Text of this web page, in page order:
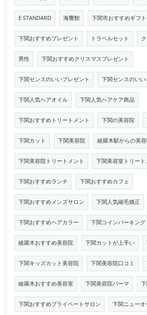
E STANDARD 海響館 下関市おすすめギフト
下関おすすめプレゼント トラベルセット
男性 下関おすすめクリスマスプレゼント
下関センスのいいプレゼント 下関センスのいい
下関人気ヘアオイル 下関人気ヘアケア商品
下関おすすめトリートメント 下関の美容院
下関カット 下関美容院 綾羅木駅からの美
下関美容院トリートメント 下関美容室トリート
下関おすすめランチ 下関おすすめカフェ
下関おすすめメンズサロン 下関人気縮毛矯正
下関おすすめヘアカラー 下関コインパーキング
綾羅木おすすめ美容院 下関カットが上手い
下関キッズカット美容院 下関美容院口コミ
綾羅木おすすめ美容室 下関美容院パーマ
下関おすすめプライベートサロン 下関ニューオ